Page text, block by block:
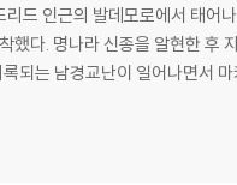
인근의 발데모로에서 태어
다. 명나라 신종을 알현한 후
되는 남경교난이 일어나면서